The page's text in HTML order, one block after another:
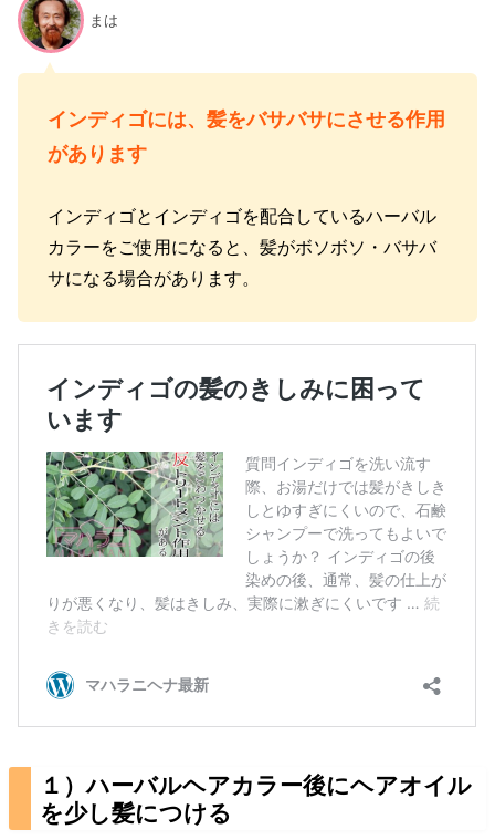
まは
インディゴには、髪をバサバサにさせる作用
があります
インディゴとインディゴを配合しているハーバル
カラーをご使用になると、髪がボソボソ・バサバ
サになる場合があります。
１）ハーバルヘアカラー後にヘアオイル
を少し髪につける